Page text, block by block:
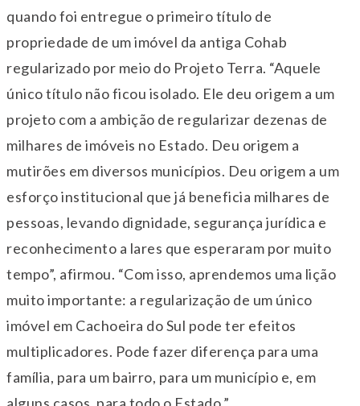
quando foi entregue o primeiro título de
propriedade de um imóvel da antiga Cohab
regularizado por meio do Projeto Terra. “Aquele
único título não ficou isolado. Ele deu origem a um
projeto com a ambição de regularizar dezenas de
milhares de imóveis no Estado. Deu origem a
mutirões em diversos municípios. Deu origem a um
esforço institucional que já beneficia milhares de
pessoas, levando dignidade, segurança jurídica e
reconhecimento a lares que esperaram por muito
tempo”, afirmou. “Com isso, aprendemos uma lição
muito importante: a regularização de um único
imóvel em Cachoeira do Sul pode ter efeitos
multiplicadores. Pode fazer diferença para uma
família, para um bairro, para um município e, em